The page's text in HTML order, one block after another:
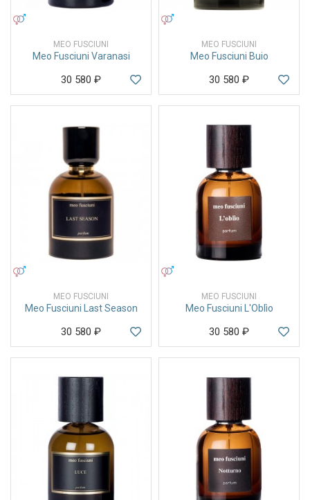
MEO FUSCIUNI
Meo Fusciuni Varanasi
30 580 ₽
MEO FUSCIUNI
Meo Fusciuni Buio
30 580 ₽
MEO FUSCIUNI
Meo Fusciuni Last Season
30 580 ₽
MEO FUSCIUNI
Meo Fusciuni L'Oblìo
30 580 ₽